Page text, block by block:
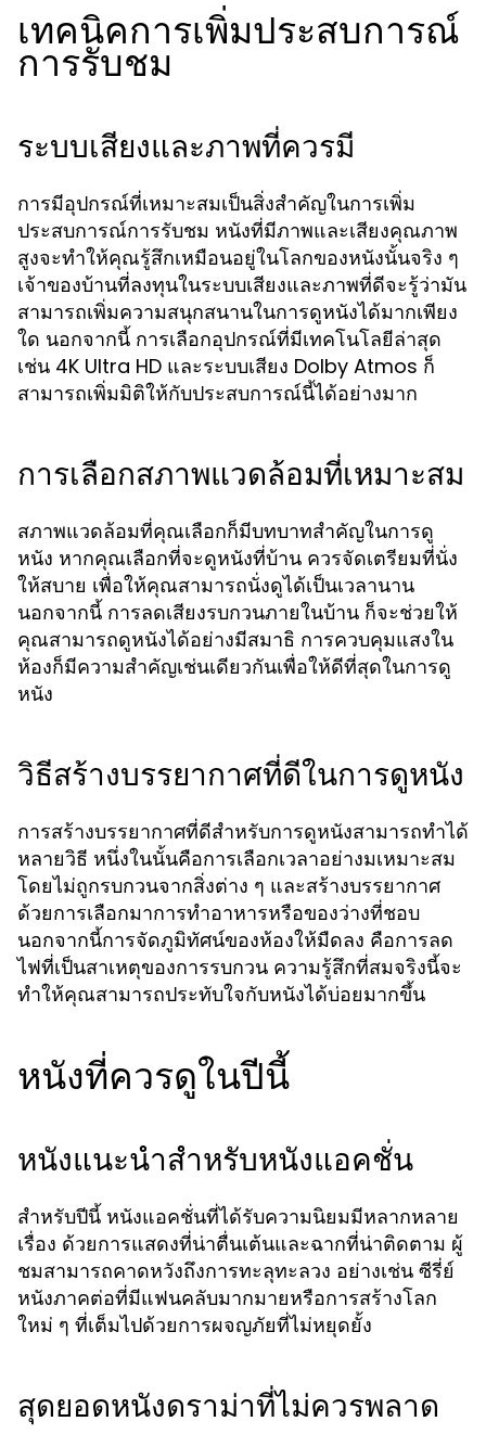
เทคนิคการเพิ่มประสบการณ์
การรับชม
ระบบเสียงและภาพที่ควรมี
การมีอุปกรณ์ที่เหมาะสมเป็นสิ่งสำคัญในการเพิ่ม
ประสบการณ์การรับชม หนังที่มีภาพและเสียงคุณภาพ
สูงจะทำให้คุณรู้สึกเหมือนอยู่ในโลกของหนังนั้นจริง ๆ
เจ้าของบ้านที่ลงทุนในระบบเสียงและภาพที่ดีจะรู้ว่ามัน
สามารถเพิ่มความสนุกสนานในการดูหนังได้มากเพียง
ใด นอกจากนี้ การเลือกอุปกรณ์ที่มีเทคโนโลยีล่าสุด
เช่น 4K Ultra HD และระบบเสียง Dolby Atmos ก็
สามารถเพิ่มมิติให้กับประสบการณ์นี้ได้อย่างมาก
การเลือกสภาพแวดล้อมที่เหมาะสม
สภาพแวดล้อมที่คุณเลือกก็มีบทบาทสำคัญในการดู
หนัง หากคุณเลือกที่จะดูหนังที่บ้าน ควรจัดเตรียมที่นั่ง
ให้สบาย เพื่อให้คุณสามารถนั่งดูได้เป็นเวลานาน
นอกจากนี้ การลดเสียงรบกวนภายในบ้าน ก็จะช่วยให้
คุณสามารถดูหนังได้อย่างมีสมาธิ การควบคุมแสงใน
ห้องก็มีความสำคัญเช่นเดียวกันเพื่อให้ดีที่สุดในการดู
หนัง
วิธีสร้างบรรยากาศที่ดีในการดูหนัง
การสร้างบรรยากาศที่ดีสำหรับการดูหนังสามารถทำได้
หลายวิธี หนึ่งในนั้นคือการเลือกเวลาอย่างมเหมาะสม
โดยไม่ถูกรบกวนจากสิ่งต่าง ๆ และสร้างบรรยากาศ
ด้วยการเลือกมาการทำอาหารหรือของว่างที่ชอบ
นอกจากนี้การจัดภูมิทัศน์ของห้องให้มืดลง คือการลด
ไฟที่เป็นสาเหตุของการรบกวน ความรู้สึกที่สมจริงนี้จะ
ทำให้คุณสามารถประทับใจกับหนังได้บ่อยมากขึ้น
หนังที่ควรดูในปีนี้
หนังแนะนำสำหรับหนังแอคชั่น
สำหรับปีนี้ หนังแอคชั่นที่ได้รับความนิยมมีหลากหลาย
เรื่อง ด้วยการแสดงที่น่าตื่นเต้นและฉากที่น่าติดตาม ผู้
ชมสามารถคาดหวังถึงการทะลุทะลวง อย่างเช่น ซีรี่ย์
หนังภาคต่อที่มีแฟนคลับมากมายหรือการสร้างโลก
ใหม่ ๆ ที่เต็มไปด้วยการผจญภัยที่ไม่หยุดยั้ง
สุดยอดหนังดราม่าที่ไม่ควรพลาด